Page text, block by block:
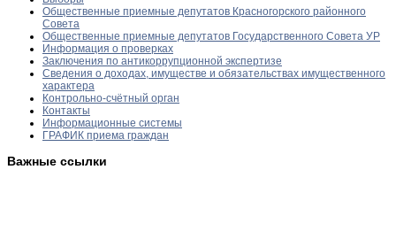
Общественные приемные депутатов Красногорского районного
Совета
Общественные приемные депутатов Государственного Совета УР
Информация о проверках
Заключения по антикоррупционной экспертизе
Сведения о доходах, имуществе и обязательствах имущественного
характера
Контрольно-счётный орган
Контакты
Информационные системы
ГРАФИК приема граждан
Важные ссылки